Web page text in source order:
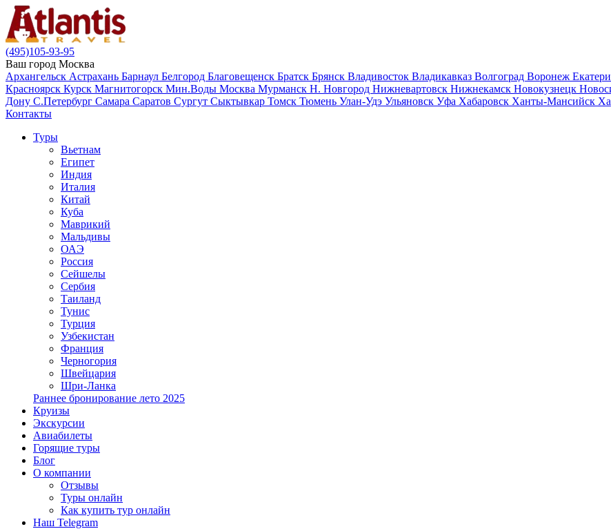
(495)105-93-95
Ваш город Москва
Архангельск Астрахань Барнаул Белгород Благовещенск Братск Брянск Владивосток Владикавказ Волгоград Воронеж
Красноярск Курск Магнитогорск Мин.Воды Москва Мурманск Н. Новгород Нижневартовск Нижнекамск Новокузнецк
Дону С.Петербург Самара Саратов Сургут Сыктывкар Томск Тюмень Улан-Удэ Ульяновск Уфа Хабаровск Ханты-Мансийск
Контакты
Туры
Вьетнам
Египет
Индия
Италия
Китай
Куба
Маврикий
Мальдивы
ОАЭ
Россия
Сейшелы
Сербия
Таиланд
Тунис
Турция
Узбекистан
Франция
Черногория
Швейцария
Шри-Ланка
Раннее бронирование лето 2025
Круизы
Экскурсии
Авиабилеты
Горящие туры
Блог
О компании
Отзывы
Туры онлайн
Как купить тур онлайн
Наш Telegram